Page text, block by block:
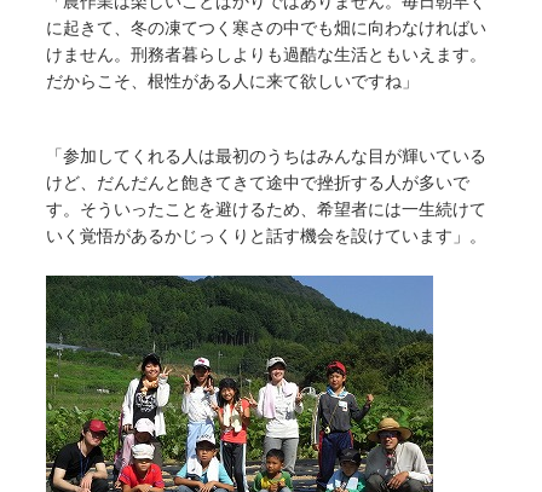
に起きて、冬の凍てつく寒さの中でも畑に向わなければい
けません。刑務者暮らしよりも過酷な生活ともいえます。
だからこそ、根性がある人に来て欲しいですね」
「参加してくれる人は最初のうちはみんな目が輝いている
けど、だんだんと飽きてきて途中で挫折する人が多いで
す。そういったことを避けるため、希望者には一生続けて
いく覚悟があるかじっくりと話す機会を設けています」。